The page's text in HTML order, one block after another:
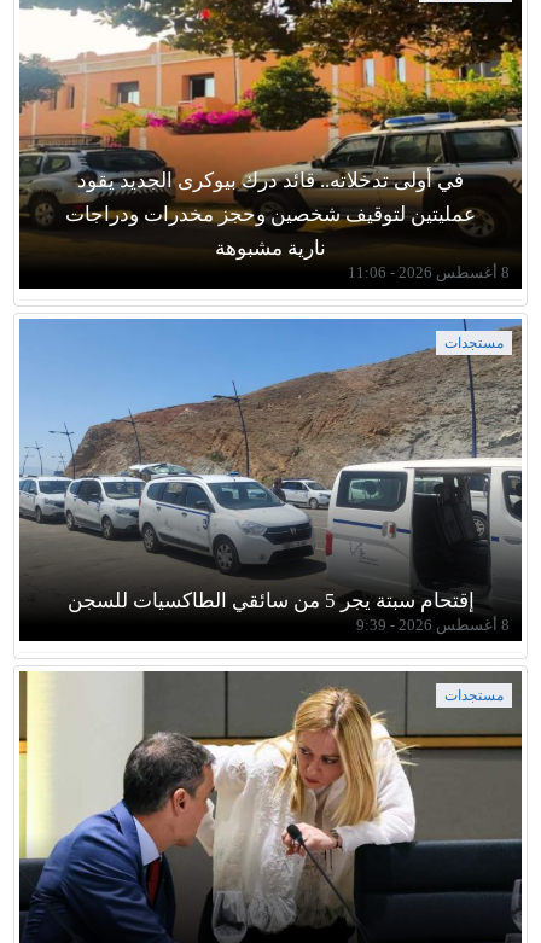
في أولى تدخلاته.. قائد درك بيوكرى الجديد يقود
عمليتين لتوقيف شخصين وحجز مخدرات ودراجات
نارية مشبوهة
8 أغسطس 2026 - 11:06
مستجدات
إقتحام سبتة يجر 5 من سائقي الطاكسيات للسجن
8 أغسطس 2026 - 9:39
مستجدات